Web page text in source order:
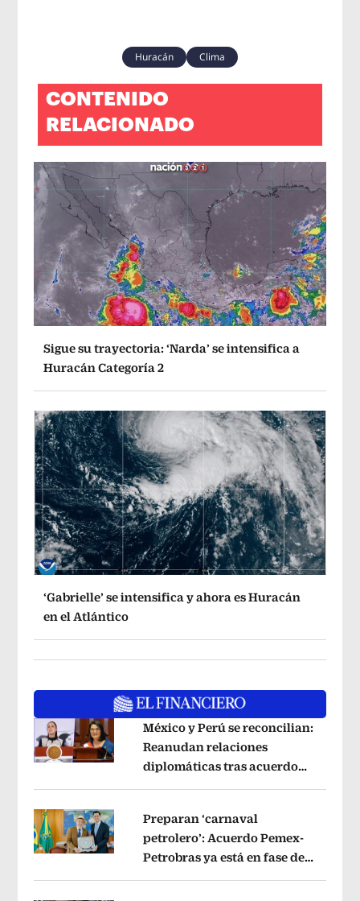
Huracán Clima
CONTENIDO
RELACIONADO
Sigue su trayectoria: ‘Narda’ se intensifica a
Huracán Categoría 2
‘Gabrielle’ se intensifica y ahora es Huracán
en el Atlántico
Opens in new window
México y Perú se reconcilian:
Reanudan relaciones
diplomáticas tras acuerdo
Opens in new window
Preparan ‘carnaval
petrolero’: Acuerdo Pemex-
Petrobras ya está en fase de